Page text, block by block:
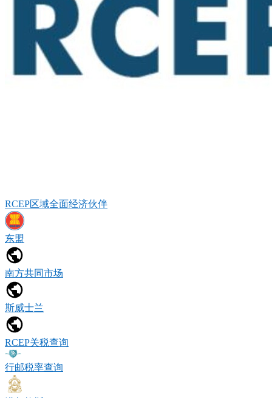
RCEP区域全面经济伙伴
东盟
南方共同市场
斯威士兰
RCEP关税查询
行邮税率查询